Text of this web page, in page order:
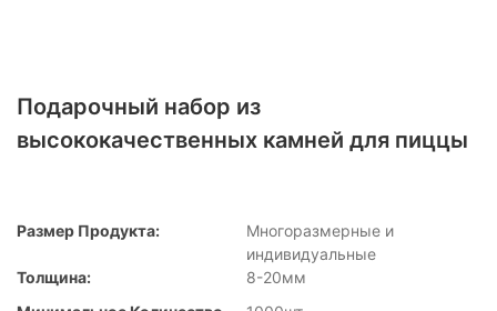
Подарочный набор из
высококачественных камней для пиццы
Размер Продукта:
Многоразмерные и
индивидуальные
Толщина:
8-20мм